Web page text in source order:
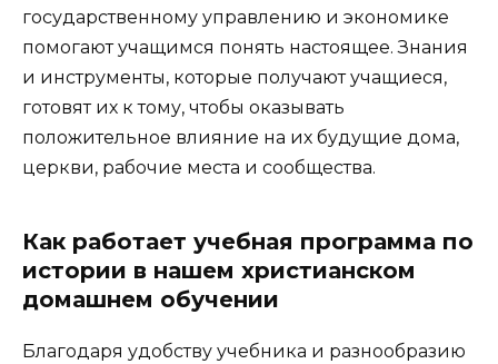
государственному управлению и экономике
помогают учащимся понять настоящее. Знания
и инструменты, которые получают учащиеся,
готовят их к тому, чтобы оказывать
положительное влияние на их будущие дома,
церкви, рабочие места и сообщества.
Как работает учебная программа по
истории в нашем христианском
домашнем обучении
Благодаря удобству учебника и разнообразию